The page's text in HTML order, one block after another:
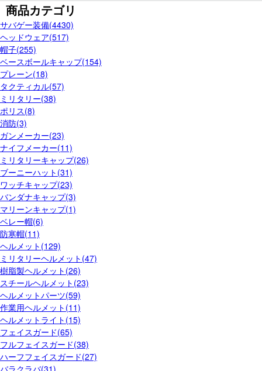
商品カテゴリ
サバゲー装備(4430)
ヘッドウェア(517)
帽子(255)
ベースボールキャップ(154)
プレーン(18)
タクティカル(57)
ミリタリー(38)
ポリス(8)
消防(3)
ガンメーカー(23)
ナイフメーカー(11)
ミリタリーキャップ(26)
ブーニーハット(31)
ワッチキャップ(23)
バンダナキャップ(3)
マリーンキャップ(1)
ベレー帽(6)
防寒帽(11)
ヘルメット(129)
ミリタリーヘルメット(47)
樹脂製ヘルメット(26)
スチールヘルメット(23)
ヘルメットパーツ(59)
作業用ヘルメット(11)
ヘルメットライト(15)
フェイスガード(65)
フルフェイスガード(38)
ハーフフェイスガード(27)
バラクラバ(31)